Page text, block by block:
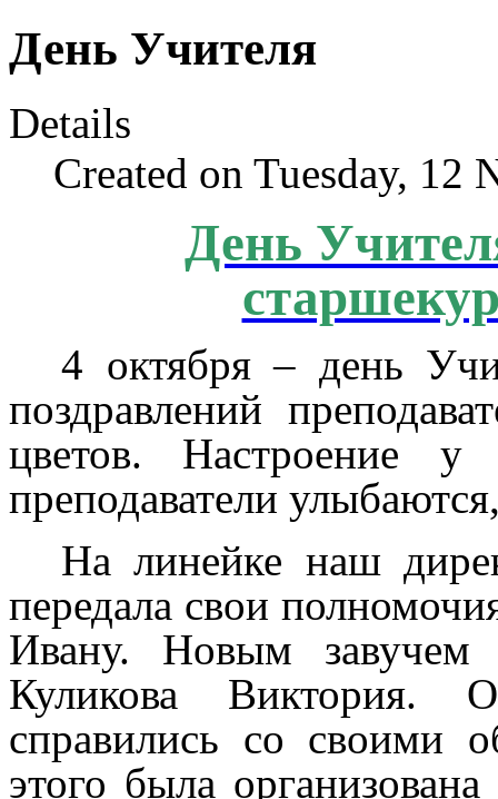
День Учителя
Details
Created on Tuesday, 12
День
4 октября – день
поздравлений
цветов. Настроение у
преподаватели
На линейке наш
передала свои
Ивану. Новым завучем
Куликова Виктория.
справились со своими
этого была